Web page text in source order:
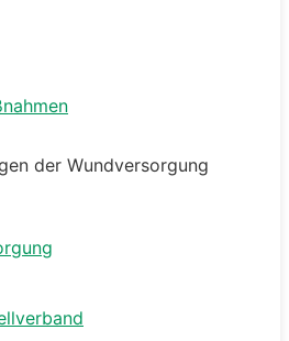
der Wundversorgung